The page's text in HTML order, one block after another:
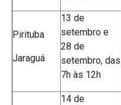
Pirituba
Jaraguá
13 de
setembro e
28 de
setembro, das
7h às 12h
14 de